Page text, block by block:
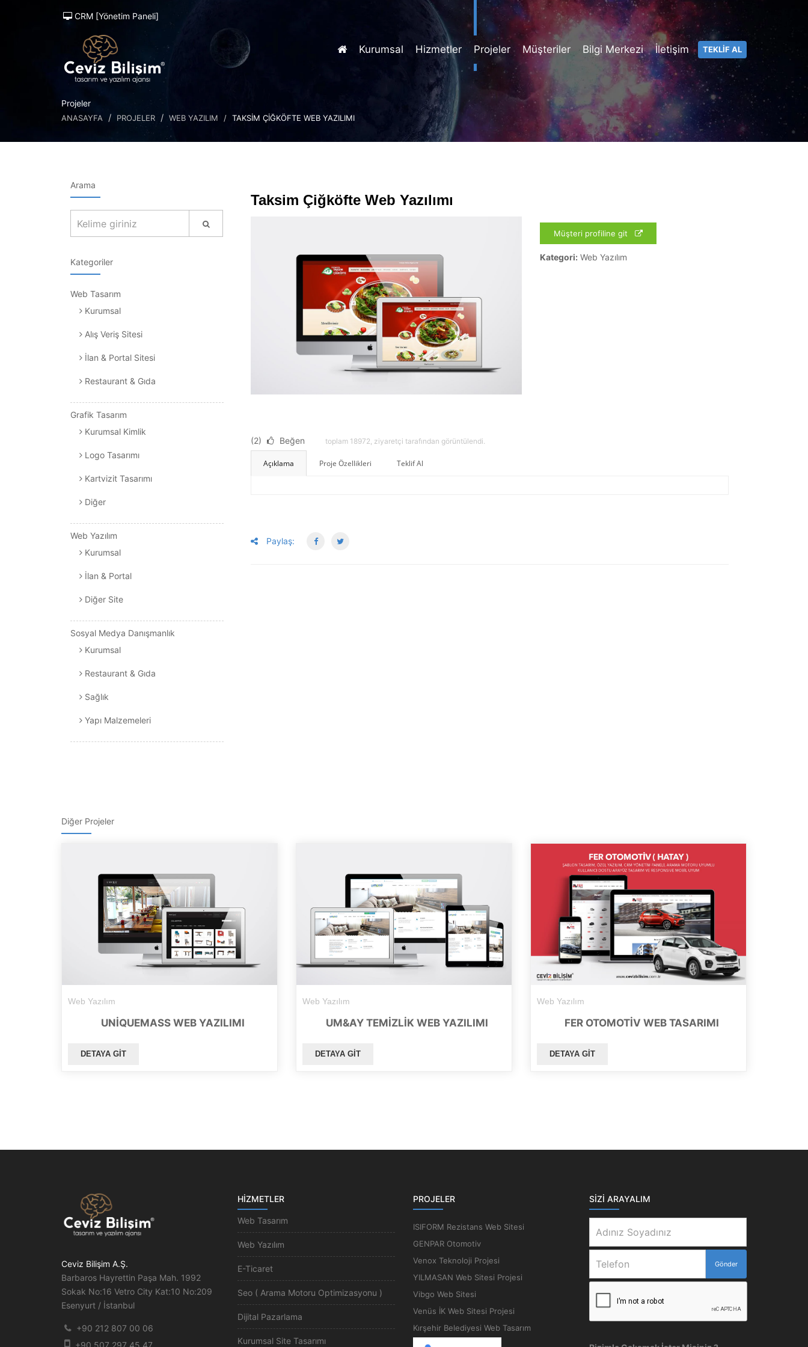
CRM [Yönetim Paneli]
Kurumsal Hizmetler Projeler Müşteriler Bilgi Merkezi İletişim TEKLİF AL
Projeler
ANASAYFA PROJELER WEB YAZILIM TAKSIM ÇIĞKÖFTE WEB YAZILIMI
Arama
Kategoriler
Web Tasarım
Kurumsal
Alış Veriş Sitesi
İlan & Portal Sitesi
Restaurant & Gıda
Grafik Tasarım
Kurumsal Kimlik
Logo Tasarımı
Kartvizit Tasarımı
Diğer
Web Yazılım
Kurumsal
İlan & Portal
Diğer Site
Sosyal Medya Danışmanlık
Kurumsal
Restaurant & Gıda
Sağlık
Yapı Malzemeleri
Taksim Çiğköfte Web Yazılımı
Müşteri profiline git
Kategori: Web Yazılım
(2) Beğen toplam 18972, ziyaretçi tarafından görüntülendi.
Açıklama Proje Özellikleri Teklif Al
Paylaş:
Diğer Projeler
Web Yazılım
UNIQUEMASS WEB YAZILIMI
DETAYA GIT
Web Yazılım
UM&AY TEMIZLIK WEB YAZILIMI
DETAYA GIT
Web Yazılım
FER OTOMOTIV WEB TASARIMI
DETAYA GIT
Ceviz Bilişim A.Ş.
Barbaros Hayrettin Paşa Mah. 1992
Sokak No:16 Vetro City Kat:10 No:209
Esenyurt / İstanbul
+90 212 807 00 06
HIZMETLER
Web Tasarım
Web Yazılım
E-Ticaret
Seo ( Arama Motoru Optimizasyonu )
Dijital Pazarlama
Kurumsal Site Tasarımı
PROJELER
ISIFORM Rezistans Web Sitesi
GENPAR Otomotiv
Venox Teknoloji Projesi
YILMASAN Web Sitesi Projesi
Vibgo Web Sitesi
Venüs İK Web Sitesi Projesi
Kırşehir Belediyesi Web Tasarım
SIZI ARAYALIM
Gönder